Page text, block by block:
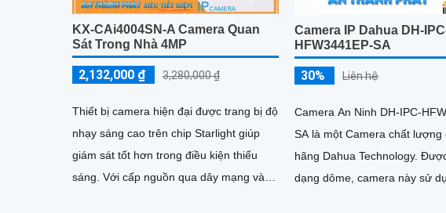
KX-CAi4004SN-A Camera Quan
Sát Trong Nhà 4MP
2,132,000 ₫ 3,280,000 ₫
Thiết bị camera hiện đại được trang bị độ
nhạy sáng cao trên chip Starlight giúp
giám sát tốt hơn trong điều kiện thiếu
sáng. Với cấp nguồn qua dây mạng và
Camera IP Dahua DH-
HFW3441EP-SA
30% Liên hệ
Camera An Ninh DH-IPC-
SA là một Camera chất lượng
hãng Dahua Technology. Được thiết kế
dạng dôme, camera này sử